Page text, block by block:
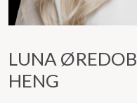
LUNA
HENG